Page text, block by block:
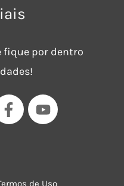
fique por dentro
de Uso